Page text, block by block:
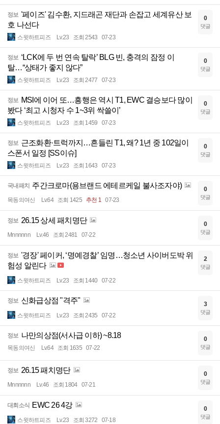
정보 '페이즈' 김수환, 지드래곤 재단과 손잡고 세계유산 보
호 나선다
스윗하트피즈 Lv.23 조회 2543 07-23
0
댓글
정보 ‘LCK에 두 번 연속 탈락’ BLG 빈, 충격의 잠정 이
탈…“상태가 좋지 않다”
스윗하트피즈 Lv.23 조회 2477 07-23
0
댓글
정보 MSI에 이어 또…흥행은 역시 T1, EWC 결승보다 많이
봤다 ‘최고 시청자 수 1~3위 싹쓸이’
스윗하트피즈 Lv.23 조회 1459 07-23
0
댓글
정보 근조화환·트럭까지…흔들린 T1, 왜? 1년 중 102일이
스폰서 일정 [SS이슈]
스윗하트피즈 Lv.23 조회 1643 07-23
0
댓글
국내패치 주간크로마(용브랜드 에테르케일 불사조자야)
목동의여신 Lv.64 조회 1425 추천 1 07-23
0
댓글
정보 26.15 상세 패치명단
Mnnnnnn Lv.46 조회 2481 07-22
0
댓글
정보 '경장' 페이커, ‘명예경찰’ 임명…청소년 사이버도박 위
험성 알린다
스윗하트피즈 Lv.23 조회 1440 07-22
2
댓글
정보 신화급상점 "격주"
스윗하트피즈 Lv.23 조회 2435 07-22
3
댓글
정보 나만의상점(서사급 이하) ~8.18
목동의여신 Lv.64 조회 1635 07-22
0
댓글
정보 26.15 패치명단
Mnnnnnn Lv.46 조회 1804 07-21
0
댓글
대회소식 EWC 26 4강
스윗하트피즈 Lv.23 조회 3272 07-18
0
댓글